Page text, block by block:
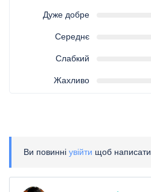
Дуже добре
Середнє
Слабкий
Жахливо
Ви повинні увійти щоб написати